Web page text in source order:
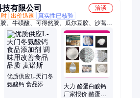
有限公司
洽谈
时 出价迅速
真实性已核验
、牛磺酸、可得然胶、瓜尔豆胶、沙蒿子
酶素、食用明胶、聚丙烯酸钠、甲基纤维
鲁兰多糖、乳酸链球菌素、食品级黄原胶
优质供应L-天门冬
氨酸钙 食品添加
大力 酪蛋白酸钙
厂家报价 酪蛋白